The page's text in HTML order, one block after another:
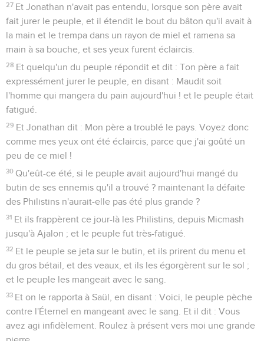
27 Et Jonathan n'avait pas entendu, lorsque son père avait
fait jurer le peuple, et il étendit le bout du bâton qu'il avait à
la main et le trempa dans un rayon de miel et ramena sa
main à sa bouche, et ses yeux furent éclaircis.
28 Et quelqu'un du peuple répondit et dit : Ton père a fait
expressément jurer le peuple, en disant : Maudit soit
l'homme qui mangera du pain aujourd'hui ! et le peuple était
fatigué.
29 Et Jonathan dit : Mon père a troublé le pays. Voyez donc
comme mes yeux ont été éclaircis, parce que j'ai goûté un
peu de ce miel !
30 Qu'eût-ce été, si le peuple avait aujourd'hui mangé du
butin de ses ennemis qu'il a trouvé ? maintenant la défaite
des Philistins n'aurait-elle pas été plus grande ?
31 Et ils frappèrent ce jour-là les Philistins, depuis Micmash
jusqu'à Ajalon ; et le peuple fut très-fatigué.
32 Et le peuple se jeta sur le butin, et ils prirent du menu et
du gros bétail, et des veaux, et ils les égorgèrent sur le sol ;
et le peuple les mangeait avec le sang.
33 Et on le rapporta à Saül, en disant : Voici, le peuple pèche
contre l'Éternel en mangeant avec le sang. Et il dit : Vous
avez agi infidèlement. Roulez à présent vers moi une grande